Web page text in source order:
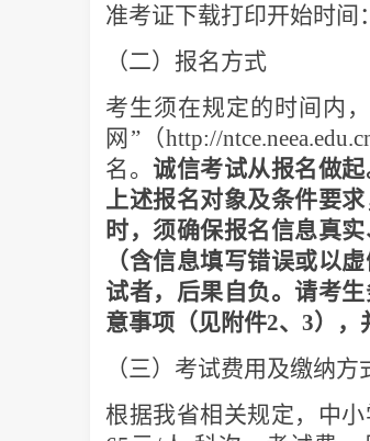
准考证下载打印开始时间：
（二）报名方式
考生须在规定的时间内
网 ”（http://
名。诚信考试从报名做
上述报名对象及条件要
时，须确保报名信息真
（含信息填写错误或以
试者，后果自负。请考
意事项（见附件2、3），
（三）考试费用及缴纳方
根据我省相关规定，中